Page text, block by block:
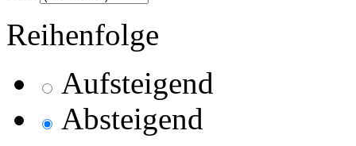
Reihenfolge
Aufsteigend
Absteigend